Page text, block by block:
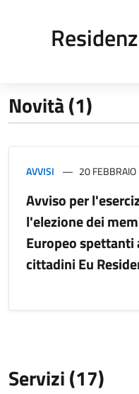
Novità (1)
AVVISI 20
Avviso per
l'elezione dei
Europeo
cittadini Eu
Servizi (17)